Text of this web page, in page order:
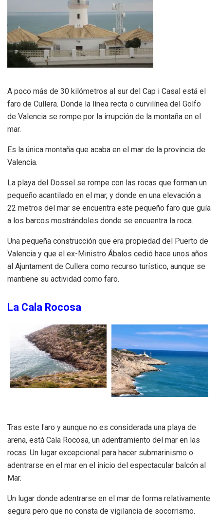
A poco más de 30 kilómetros al sur del Cap i Casal está el
faro de Cullera. Donde la línea recta o curvilínea del Golfo
de Valencia se rompe por la irrupción de la montaña en el
mar.
Es la única montaña que acaba en el mar de la provincia de
Valencia.
La playa del Dossel se rompe con las rocas que forman un
pequeño acantilado en el mar, y donde en una elevación a
22 metros del mar se encuentra este pequeño faro que guía
a los barcos mostrándoles donde se encuentra la roca.
Una pequeña construcción que era propiedad del Puerto de
Valencia y que el ex-Ministro Ábalos cedió hace unos años
al Ajuntament de Cullera como recurso turístico, aunque se
mantiene su actividad como faro.
La Cala Rocosa
Tras este faro y aunque no es considerada una playa de
arena, está Cala Rocosa, un adentramiento del mar en las
rocas. Un lugar excepcional para hacer submarinismo o
adentrarse en el mar en el inicio del espectacular balcón al
Mar.
Un lugar donde adentrarse en el mar de forma relativamente
segura pero que no consta de vigilancia de socorrismo.